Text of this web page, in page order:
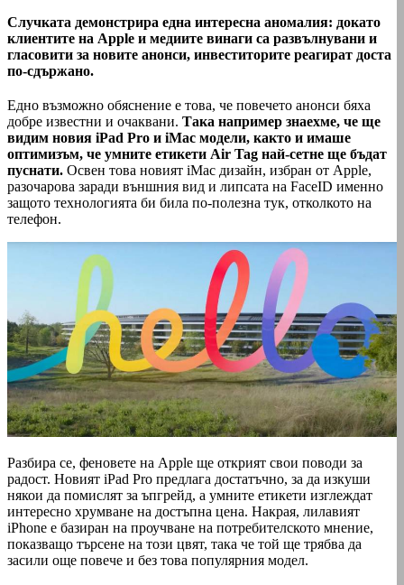
Случката демонстрира една интересна аномалия: докато
клиентите на Apple и медиите винаги са развълнувани и
гласовити за новите анонси, инвеститорите реагират доста
по-сдържано.
Едно възможно обяснение е това, че повечето анонси бяха
добре известни и очаквани. Така например знаехме, че ще
видим новия iPad Pro и iMac модели, както и имаше
оптимизъм, че умните етикети Air Tag най-сетне ще бъдат
пуснати. Освен това новият iMac дизайн, избран от Apple,
разочарова заради външния вид и липсата на FaceID именно
защото технологията би била по-полезна тук, отколкото на
телефон.
Разбира се, феновете на Apple ще открият свои поводи за
радост. Новият iPad Pro предлага достатъчно, за да изкуши
някои да помислят за ъпгрейд, а умните етикети изглеждат
интересно хрумване на достъпна цена. Накрая, лилавият
iPhone e базиран на проучване на потребителското мнение,
показващо търсене на този цвят, така че той ще трябва да
засили още повече и без това популярния модел.